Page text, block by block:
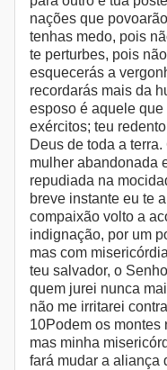
nações que
tenhas medo, pois
te perturbes, pois
esquecerás a
recordarás mais da
esposo é aquele
exércitos; teu
Deus de toda a
mulher abandonada
repudiada na
breve instante eu te
compaixão volto a
indignação, por um
mas com
teu salvador, o
quem jurei nunca
não me irritarei
10Podem os montes
mas minha
fará mudar a aliança